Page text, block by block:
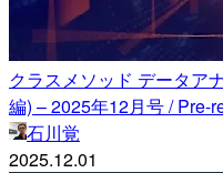
クラスメソッド データア
編) – 2025年12月号 / Pre-
石川覚
2025.12.01